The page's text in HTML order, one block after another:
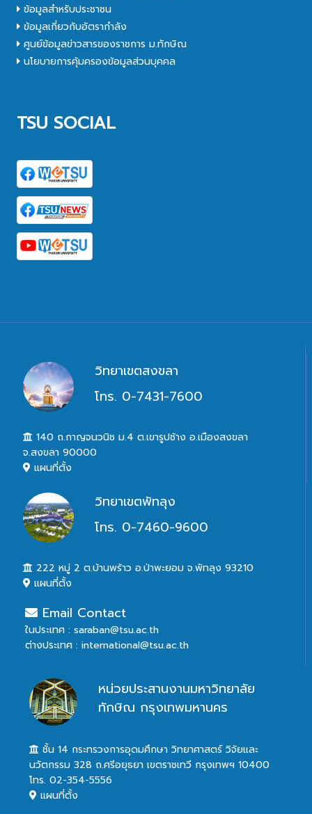
ข้อมูลสำหรับประชาชน
ข้อมูลเกี่ยวกับอัตรากำลัง
ศูนย์ข้อมูลข่าวสารของราชการ ม.ทักษิณ
นโยบายการคุ้มครองข้อมูลส่วนบุคคล
TSU SOCIAL
วิทยาเขตสงขลา
โทร. 0-7431-7600
140 ถ.กาญจนวนิช ม.4 ต.เขารูปช้าง อ.เมืองสงขลา
จ.สงขลา 90000
แผนที่ตั้ง
วิทยาเขตพัทลุง
โทร. 0-7460-9600
222 หมู่ 2 ต.บ้านพร้าว อ.ป่าพะยอม จ.พัทลุง 93210
แผนที่ตั้ง
Email Contact
ในประเทศ : saraban@tsu.ac.th
ต่างประเทศ : international@tsu.ac.th
หน่วยประสานงานมหาวิทยาลัย
ทักษิณ กรุงเทพมหานคร
ชั้น 14 กระทรวงการอุดมศึกษา วิทยาศาสตร์ วิจัยและ
นวัตกรรม 328 ถ.ศรีอยุธยา เขตราชเทวี กรุงเทพฯ 10400
โทร. 02-354-5556
แผนที่ตั้ง